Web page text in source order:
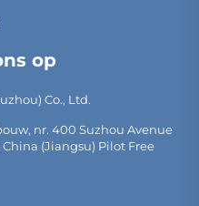
op
Co., Ltd.
nr. 400 Suzhou Avenue
(Jiangsu) Pilot Free